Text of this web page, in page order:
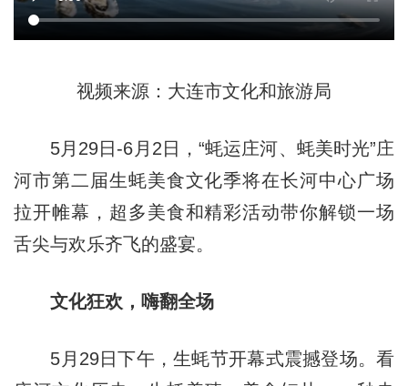
视频来源：大连市文化和旅游局
5月29日-6月2日，“蚝运庄河、蚝美时光”庄
河市第二届生蚝美食文化季将在长河中心广场
拉开帷幕，超多美食和精彩活动带你解锁一场
舌尖与欢乐齐飞的盛宴。
文化狂欢，嗨翻全场
5月29日下午，生蚝节开幕式震撼登场。看